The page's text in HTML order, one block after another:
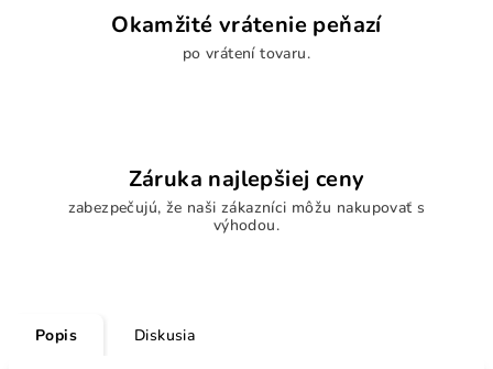
Okamžité vrátenie peňazí
po vrátení tovaru.
Záruka najlepšiej ceny
zabezpečujú, že naši zákazníci môžu nakupovať s
výhodou.
Popis Diskusia